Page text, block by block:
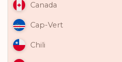
Canada
Cap-Vert
Chili